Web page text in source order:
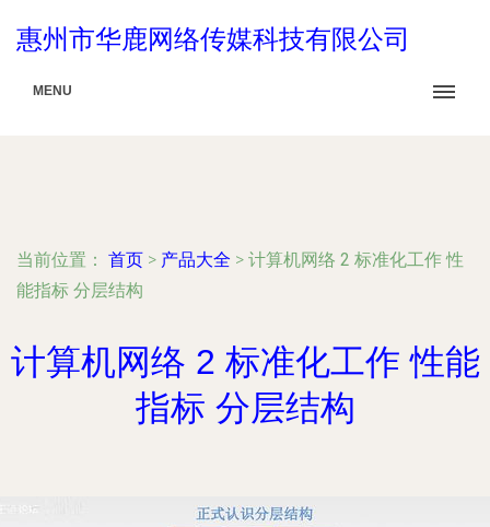
惠州市华鹿网络传媒科技有限公司
MENU
当前位置： 首页 > 产品大全 > 计算机网络 2 标准化工作 性
能指标 分层结构
计算机网络 2 标准化工作 性能
指标 分层结构